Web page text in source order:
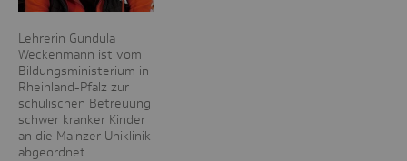
Lehrerin Gundula
Weckenmann ist vom
Bildungsministerium in
Rheinland-Pfalz zur
schulischen Betreuung
schwer kranker Kinder
an die Mainzer Uniklinik
abgeordnet.